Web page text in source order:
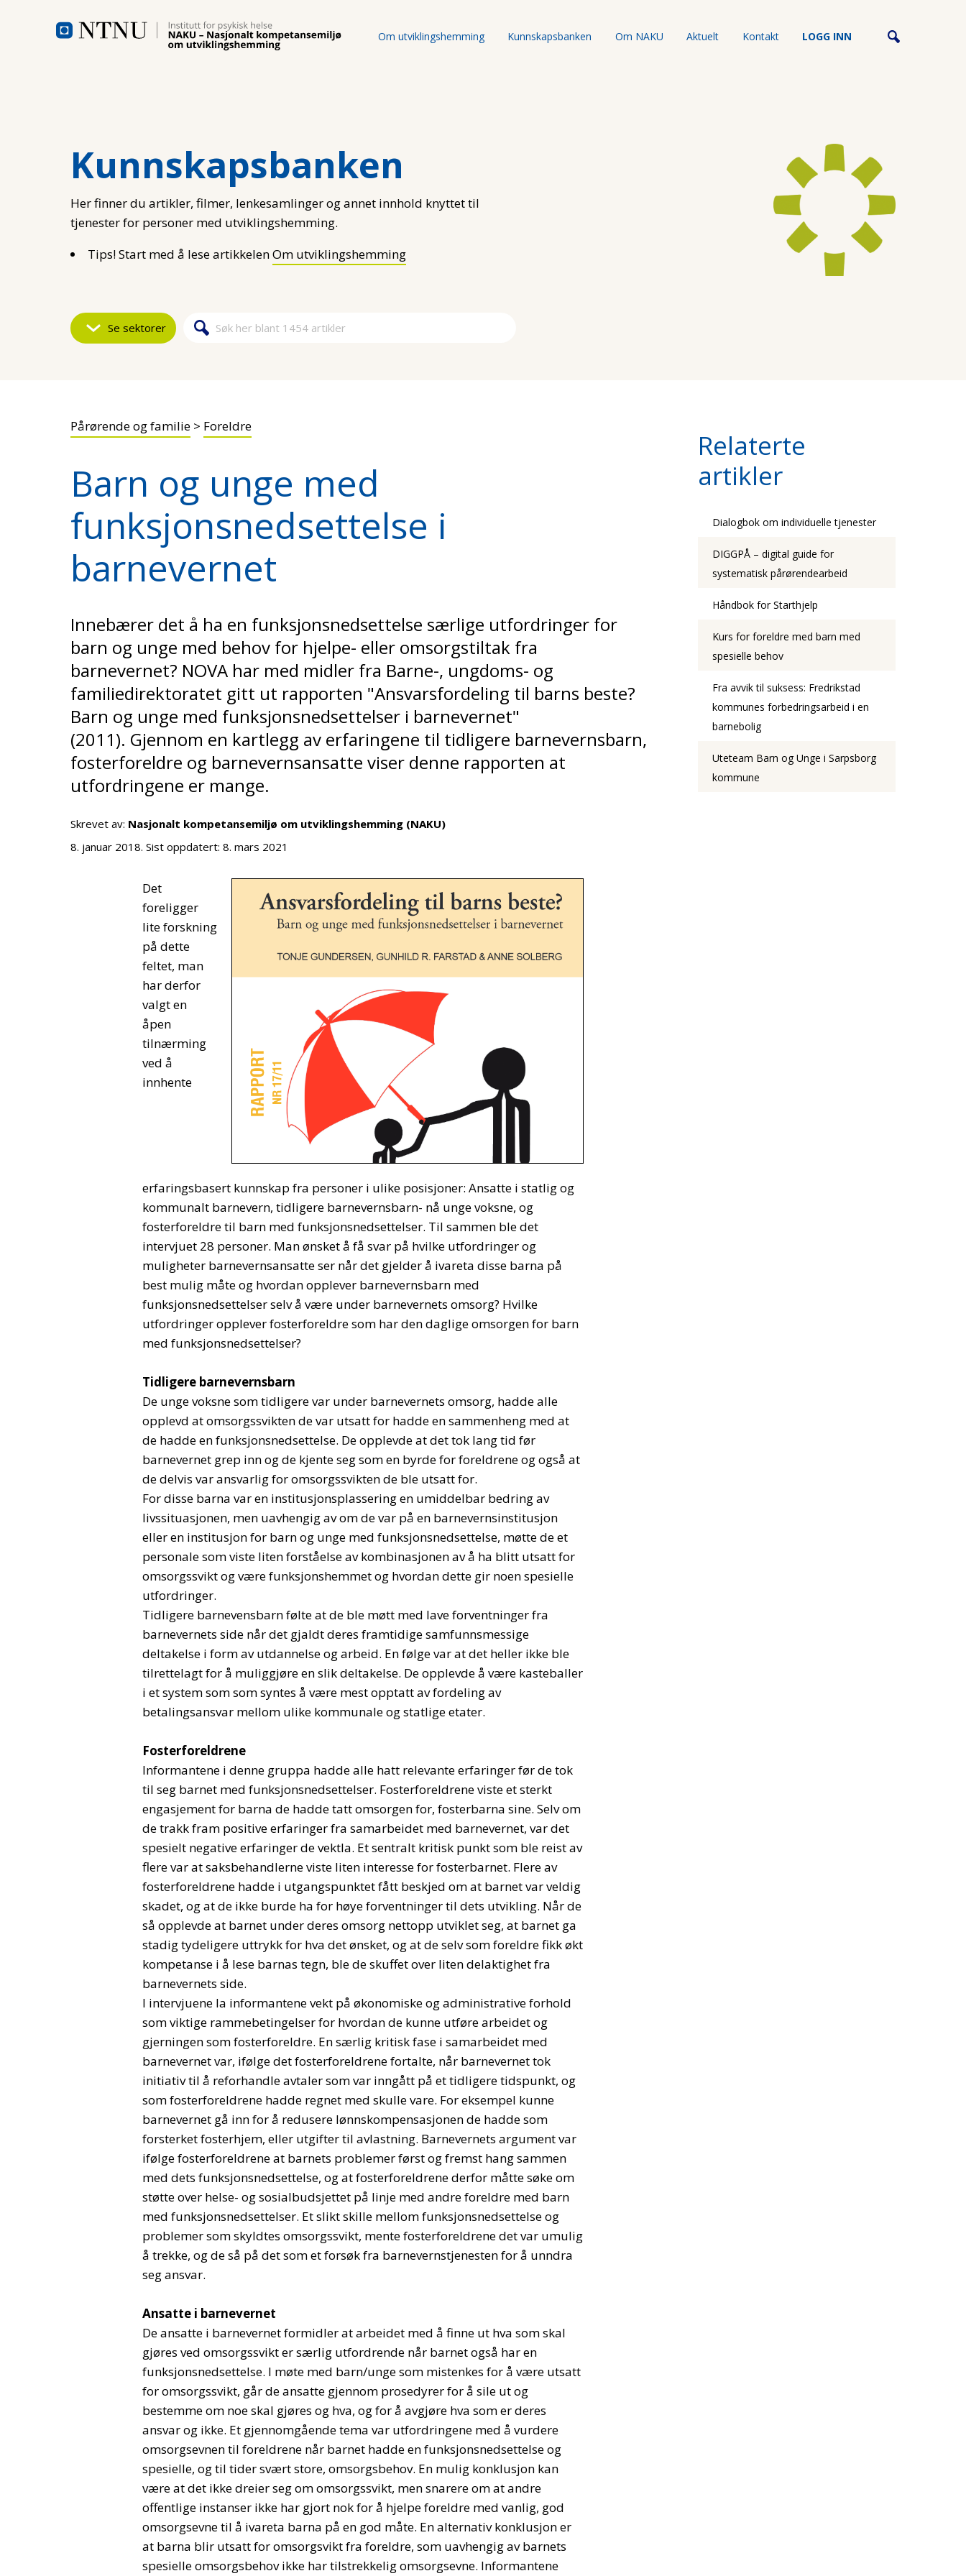
Om utviklingshemming Kunnskapsbanken Om NAKU Aktuelt Kontakt LOGG INN
Kunnskapsbanken
Her finner du artikler, filmer, lenkesamlinger og annet innhold knyttet til
tjenester for personer med utviklingshemming.
Tips! Start med å lese artikkelenOm utviklingshemming
Se sektorer Søkeskjema
Søk
Pårørende og familie > Foreldre
Barn og unge med
funksjonsnedsettelse i
barnevernet
Innebærer det å ha en funksjonsnedsettelse særlige utfordringer for
barn og unge med behov for hjelpe- eller omsorgstiltak fra
barnevernet? NOVA har med midler fra Barne-, ungdoms- og
familiedirektoratet gitt ut rapporten "Ansvarsfordeling til barns beste?
Barn og unge med funksjonsnedsettelser i barnevernet"
(2011). Gjennom en kartlegg av erfaringene til tidligere barnevernsbarn,
fosterforeldre og barnevernsansatte viser denne rapporten at
utfordringene er mange.
Skrevet av: Nasjonalt kompetansemiljø om utviklingshemming (NAKU)
8. januar 2018. Sist oppdatert: 8. mars 2021
Det
foreligger
lite forskning
på dette
feltet, man
har derfor
valgt en
åpen
tilnærming
ved å
innhente
erfaringsbasert kunnskap fra personer i ulike posisjoner: Ansatte i statlig og
kommunalt barnevern, tidligere barnevernsbarn- nå unge voksne, og
fosterforeldre til barn med funksjonsnedsettelser. Til sammen ble det
intervjuet 28 personer. Man ønsket å få svar på hvilke utfordringer og
muligheter barnevernsansatte ser når det gjelder å ivareta disse barna på
best mulig måte og hvordan opplever barnevernsbarn med
funksjonsnedsettelser selv å være under barnevernets omsorg? Hvilke
utfordringer opplever fosterforeldre som har den daglige omsorgen for barn
med funksjonsnedsettelser?
Tidligere barnevernsbarn
De unge voksne som tidligere var under barnevernets omsorg, hadde alle
opplevd at omsorgssvikten de var utsatt for hadde en sammenheng med at
de hadde en funksjonsnedsettelse. De opplevde at det tok lang tid før
barnevernet grep inn og de kjente seg som en byrde for foreldrene og også at
de delvis var ansvarlig for omsorgssvikten de ble utsatt for.
For disse barna var en institusjonsplassering en umiddelbar bedring av
livssituasjonen, men uavhengig av om de var på en barnevernsinstitusjon
eller en institusjon for barn og unge med funksjonsnedsettelse, møtte de et
personale som viste liten forståelse av kombinasjonen av å ha blitt utsatt for
omsorgssvikt og være funksjonshemmet og hvordan dette gir noen spesielle
utfordringer.
Tidligere barnevensbarn følte at de ble møtt med lave forventninger fra
barnevernets side når det gjaldt deres framtidige samfunnsmessige
deltakelse i form av utdannelse og arbeid. En følge var at det heller ikke ble
tilrettelagt for å muliggjøre en slik deltakelse. De opplevde å være kasteballer
i et system som som syntes å være mest opptatt av fordeling av
betalingsansvar mellom ulike kommunale og statlige etater.
Fosterforeldrene
Informantene i denne gruppa hadde alle hatt relevante erfaringer før de tok
til seg barnet med funksjonsnedsettelser. Fosterforeldrene viste et sterkt
engasjement for barna de hadde tatt omsorgen for, fosterbarna sine. Selv om
de trakk fram positive erfaringer fra samarbeidet med barnevernet, var det
spesielt negative erfaringer de vektla. Et sentralt kritisk punkt som ble reist av
flere var at saksbehandlerne viste liten interesse for fosterbarnet. Flere av
fosterforeldrene hadde i utgangspunktet fått beskjed om at barnet var veldig
skadet, og at de ikke burde ha for høye forventninger til dets utvikling. Når de
så opplevde at barnet under deres omsorg nettopp utviklet seg, at barnet ga
stadig tydeligere uttrykk for hva det ønsket, og at de selv som foreldre fikk økt
kompetanse i å lese barnas tegn, ble de skuffet over liten delaktighet fra
barnevernets side.
I intervjuene la informantene vekt på økonomiske og administrative forhold
som viktige rammebetingelser for hvordan de kunne utføre arbeidet og
gjerningen som fosterforeldre. En særlig kritisk fase i samarbeidet med
barnevernet var, ifølge det fosterforeldrene fortalte, når barnevernet tok
initiativ til å reforhandle avtaler som var inngått på et tidligere tidspunkt, og
som fosterforeldrene hadde regnet med skulle vare. For eksempel kunne
barnevernet gå inn for å redusere lønnskompensasjonen de hadde som
forsterket fosterhjem, eller utgifter til avlastning. Barnevernets argument var
ifølge fosterforeldrene at barnets problemer først og fremst hang sammen
med dets funksjonsnedsettelse, og at fosterforeldrene derfor måtte søke om
støtte over helse- og sosialbudsjettet på linje med andre foreldre med barn
med funksjonsnedsettelser. Et slikt skille mellom funksjonsnedsettelse og
problemer som skyldtes omsorgssvikt, mente fosterforeldrene det var umulig
å trekke, og de så på det som et forsøk fra barnevernstjenesten for å unndra
seg ansvar.
Ansatte i barnevernet
De ansatte i barnevernet formidler at arbeidet med å finne ut hva som skal
gjøres ved omsorgssvikt er særlig utfordrende når barnet også har en
funksjonsnedsettelse. I møte med barn/unge som mistenkes for å være utsatt
for omsorgssvikt, går de ansatte gjennom prosedyrer for å sile ut og
bestemme om noe skal gjøres og hva, og for å avgjøre hva som er deres
ansvar og ikke. Et gjennomgående tema var utfordringene med å vurdere
omsorgsevnen til foreldrene når barnet hadde en funksjonsnedsettelse og
spesielle, og til tider svært store, omsorgsbehov. En mulig konklusjon kan
være at det ikke dreier seg om omsorgssvikt, men snarere om at andre
offentlige instanser ikke har gjort nok for å hjelpe foreldre med vanlig, god
omsorgsevne til å ivareta barna på en god måte. En alternativ konklusjon er
at barna blir utsatt for omsorgsvikt fra foreldre, som uavhengig av barnets
spesielle omsorgsbehov ikke har tilstrekkelig omsorgsevne. Informantene
Relaterte
artikler
Dialogbok om individuelle tjenester
DIGGPÅ – digital guide for
systematisk pårørendearbeid
Håndbok for Starthjelp
Kurs for foreldre med barn med
spesielle behov
Fra avvik til suksess: Fredrikstad
kommunes forbedringsarbeid i en
barnebolig
Uteteam Barn og Unge i Sarpsborg
kommune